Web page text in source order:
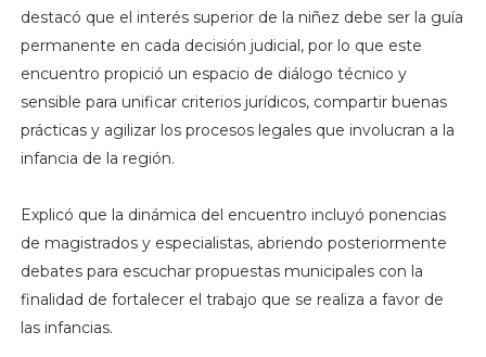
destacó que el interés superior de la niñez debe ser la guía
permanente en cada decisión judicial, por lo que este
encuentro propició un espacio de diálogo técnico y
sensible para unificar criterios jurídicos, compartir buenas
prácticas y agilizar los procesos legales que involucran a la
infancia de la región.
Explicó que la dinámica del encuentro incluyó ponencias
de magistrados y especialistas, abriendo posteriormente
debates para escuchar propuestas municipales con la
finalidad de fortalecer el trabajo que se realiza a favor de
las infancias.